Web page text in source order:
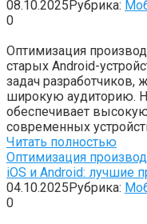
08.10.2025Рубрика:
0
Оптимизация
старых Android-
задач
широкую аудиторию.
обеспечивает
современных
Читать полностью
Оптимизация
iOS и Android: лучшие
04.10.2025Рубрика:
0